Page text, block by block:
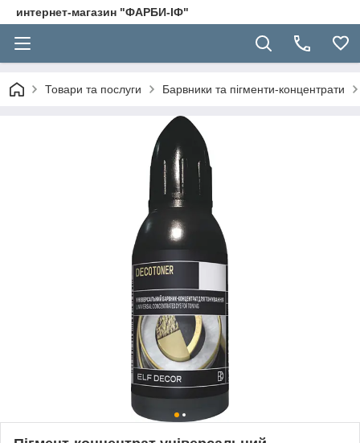
интернет-магазин "ФАРБИ-ІФ"
Товари та послуги Барвники та пігменти-концентрати